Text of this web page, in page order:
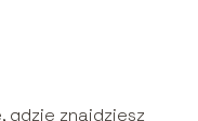
gdzie znajdziesz